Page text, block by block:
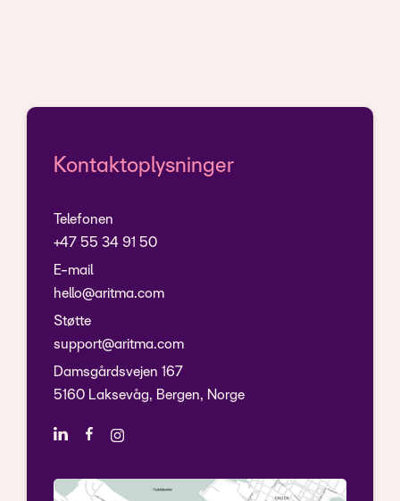
Kontaktoplysninger
Telefonen
+47 55 34 91 50
E-mail
hello@aritma.com
Støtte
support@aritma.com
Damsgårdsvejen 167
5160 Laksevåg, Bergen, Norge